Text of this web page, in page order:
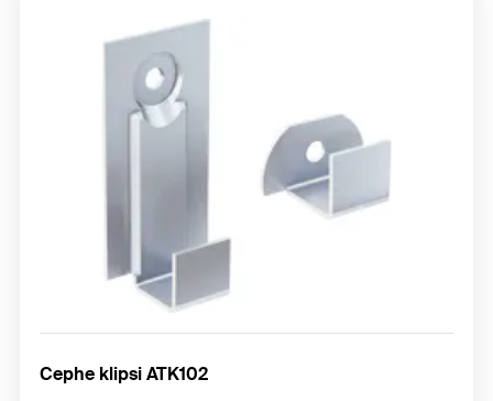
Cephe klipsi ATK102